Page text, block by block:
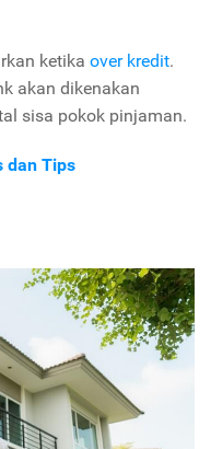
ketika over kredit.
akan dikenakan
sisa pokok pinjaman.
dan Tips